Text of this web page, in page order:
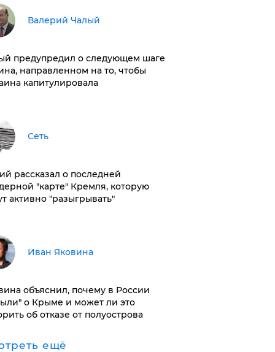
Валерий Чалый
предупредил о следующем шаге
направленном на то, чтобы
капитулировала
Сеть
рассказал о последней
"карте" Кремля, которую
активно "разыгрывать"
Иван Яковина
объяснил, почему в России
о Крыме и может ли это
об отказе от полуострова
ещё